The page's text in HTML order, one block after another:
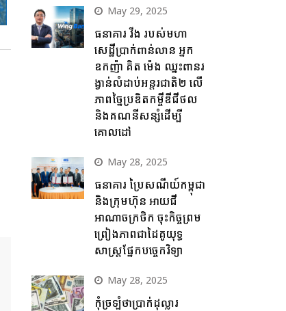
May 29, 2025
ធនាគារ វីង របស់មហា
សេដ្ឋីប្រាក់ពាន់លាន អ្នក
ឧកញ៉ា គិត ម៉េង ឈ្នះពានរ
ង្វាន់លំដាប់អន្តរជាតិ២ លើ
ភាពច្នៃប្រឌិតកម្ចីឌីជីថល
និងគណនីសន្សំដើម្បី
គោលដៅ
May 28, 2025
ធនាគារ ប្រៃសណីយ៍កម្ពុជា
និងក្រុមហ៊ុន អាយជី
អាណាចក្រថិក ចុះកិច្ចព្រម
ព្រៀងភាពជាដៃគូយុទ្ធ
សាស្ត្រផ្នែកបច្ចេកវិទ្យា
May 28, 2025
កុំច្រឡំថាប្រាក់ដុល្លារ